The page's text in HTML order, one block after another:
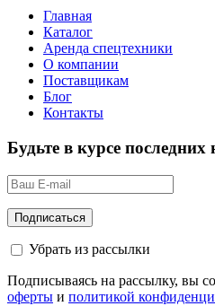
Главная
Каталог
Аренда спецтехники
О компании
Поставщикам
Блог
Контакты
Будьте в курсе последних
Убрать из рассылки
Подписываясь на рассылку, вы
оферты и политикой